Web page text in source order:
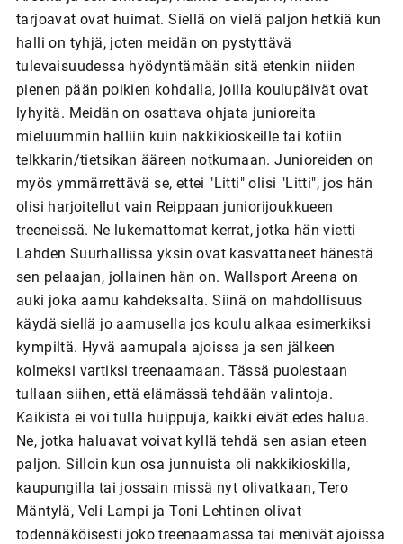
tarjoavat ovat huimat. Siellä on vielä paljon hetkiä kun
halli on tyhjä, joten meidän on pystyttävä
tulevaisuudessa hyödyntämään sitä etenkin niiden
pienen pään poikien kohdalla, joilla koulupäivät ovat
lyhyitä. Meidän on osattava ohjata junioreita
mieluummin halliin kuin nakkikioskeille tai kotiin
telkkarin/tietsikan ääreen notkumaan. Junioreiden on
myös ymmärrettävä se, ettei "Litti" olisi "Litti", jos hän
olisi harjoitellut vain Reippaan juniorijoukkueen
treeneissä. Ne lukemattomat kerrat, jotka hän vietti
Lahden Suurhallissa yksin ovat kasvattaneet hänestä
sen pelaajan, jollainen hän on. Wallsport Areena on
auki joka aamu kahdeksalta. Siinä on mahdollisuus
käydä siellä jo aamusella jos koulu alkaa esimerkiksi
kympiltä. Hyvä aamupala ajoissa ja sen jälkeen
kolmeksi vartiksi treenaamaan. Tässä puolestaan
tullaan siihen, että elämässä tehdään valintoja.
Kaikista ei voi tulla huippuja, kaikki eivät edes halua.
Ne, jotka haluavat voivat kyllä tehdä sen asian eteen
paljon. Silloin kun osa junnuista oli nakkikioskilla,
kaupungilla tai jossain missä nyt olivatkaan, Tero
Mäntylä, Veli Lampi ja Toni Lehtinen olivat
todennäköisesti joko treenaamassa tai menivät ajoissa